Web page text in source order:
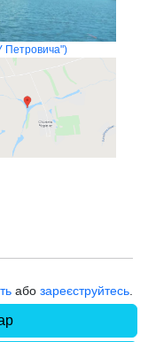
Петровича")
або зареєструйтесь